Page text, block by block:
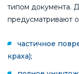
типом документа.
предусматривают
частичное
краха);